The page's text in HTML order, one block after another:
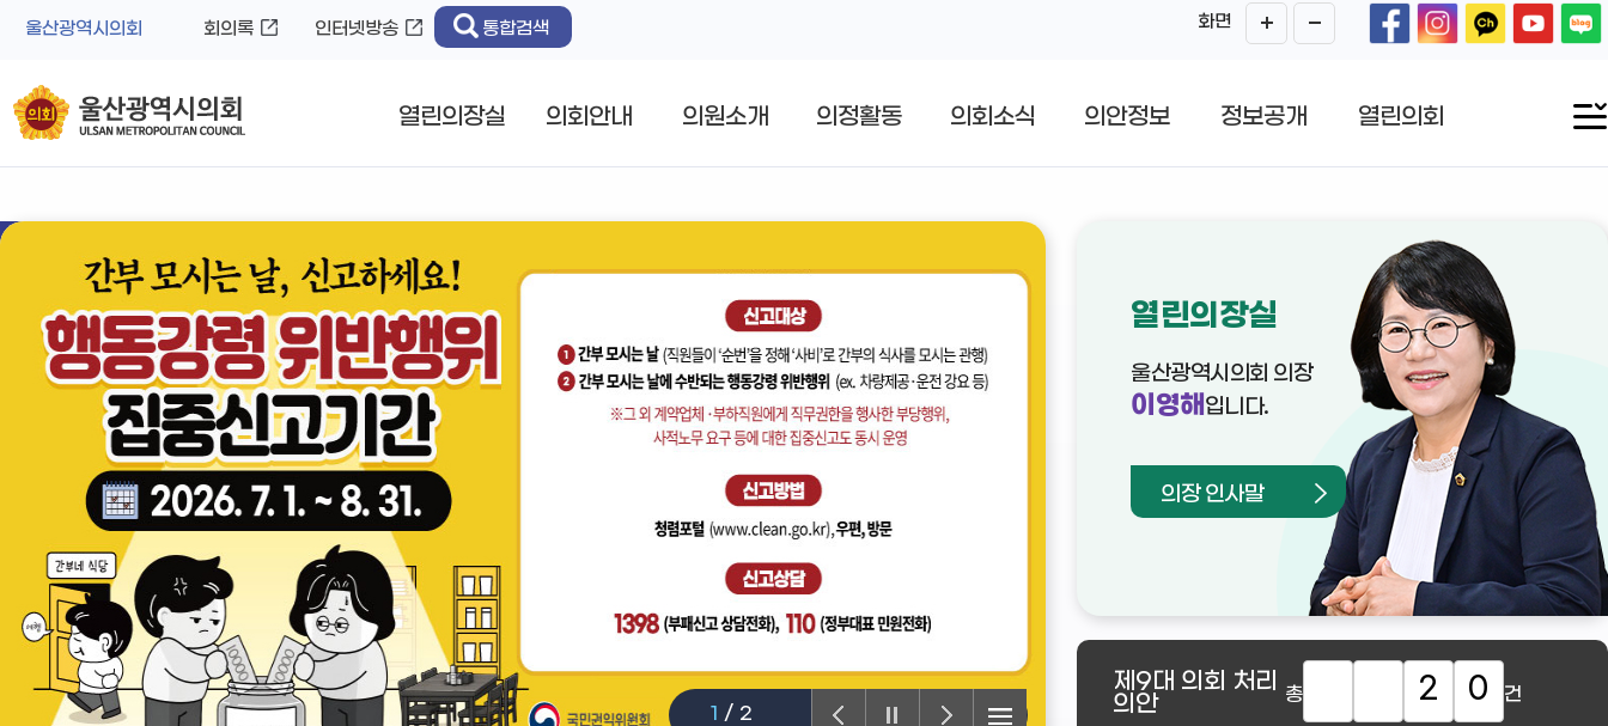
울산광역시의회 회의록 인터넷방송 통합검색 화면
열린의장실 의회안내 의원소개 의정활동 의회소식 의안정보 정보공개 열린의회
1 / 2
열린의장실
울산광역시의회 의장
이영해 입니다.
의장 인사말
제9대 의회 처리
의안 총 2 0 건